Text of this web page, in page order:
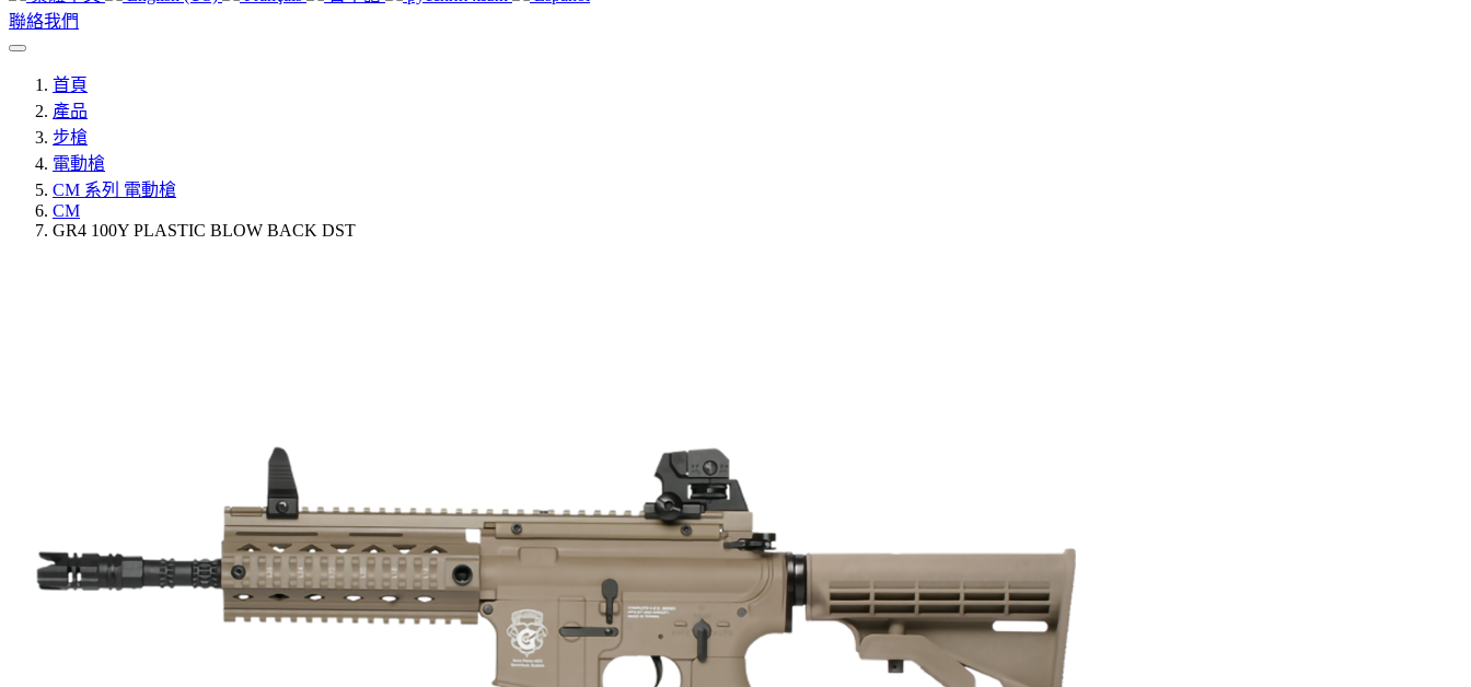
聯絡我們
首頁
產品
步槍
電動槍
CM 系列 電動槍
CM
GR4 100Y PLASTIC BLOW BACK DST